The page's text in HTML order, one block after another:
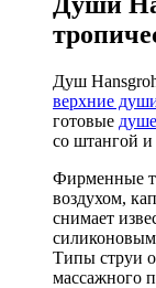
Душ
верхние
готовые
со штангой
Фирменные
воздухом,
снимает
силиконовым
Типы струи
массажного